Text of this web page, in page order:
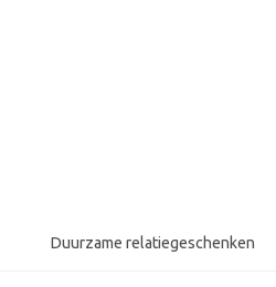
Duurzame relatiegeschenken